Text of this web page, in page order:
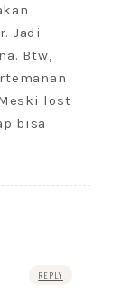
Jadi
Btw,
lost
bisa
REPLY